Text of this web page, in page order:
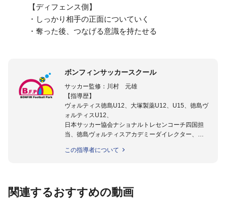
【ディフェンス側】
・しっかり相手の正面についていく
・奪った後、つなげる意識を持たせる
ボンフィンサッカースクール
サッカー監修：川村 元雄
【指導歴】
ヴォルティス徳島U12、大塚製薬U12、U15、徳島ヴ
ォルティスU12、
日本サッカー協会ナショナルトレセンコーチ四国担
当、徳島ヴォルティスアカデミーダイレクター、
日本サッカー協会公認B級養成講習会インストラクタ
協会公認キッズリーダーチーフインストラクター
この指導者について
関連するおすすめの動画